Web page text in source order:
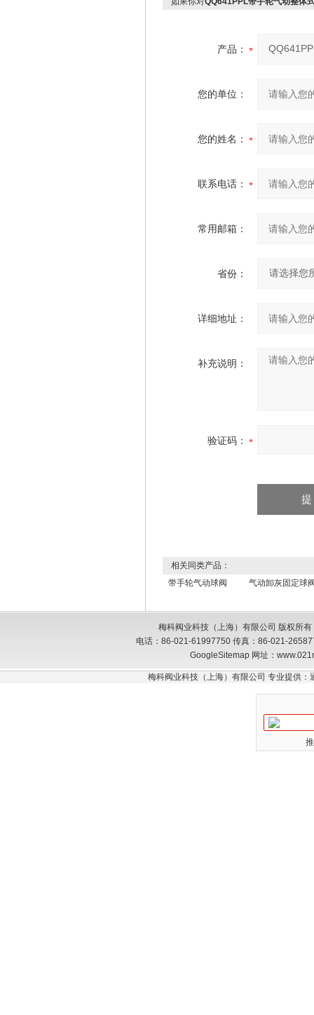
产品：
您的单位：
您的姓名：
联系电话：
常用邮箱：
省份：
详细地址：
补充说明：
验证码：
相关同类产品：
带手轮气动球阀
气动卸灰固定球
梅科阀业科技（上海）有限公司 版权所
电话：86-021-61997750 传真：86-021-
GoogleSitemap网址：
梅科阀业科技（上海）有限公司 专业提供